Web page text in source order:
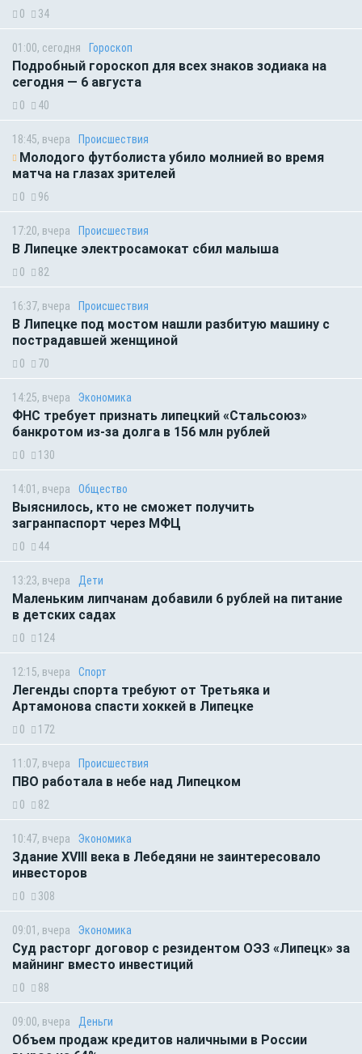
0 34
01:00, сегодня Гороскоп
Подробный гороскоп для всех знаков зодиака на
сегодня — 6 августа
0 40
18:45, вчера Происшествия
Молодого футболиста убило молнией во время
матча на глазах зрителей
0 96
17:20, вчера Происшествия
В Липецке электросамокат сбил малыша
0 82
16:37, вчера Происшествия
В Липецке под мостом нашли разбитую машину с
пострадавшей женщиной
0 70
14:25, вчера Экономика
ФНС требует признать липецкий «Стальсоюз»
банкротом из-за долга в 156 млн рублей
0 130
14:01, вчера Общество
Выяснилось, кто не сможет получить
загранпаспорт через МФЦ
0 44
13:23, вчера Дети
Маленьким липчанам добавили 6 рублей на питание
в детских садах
0 124
12:15, вчера Спорт
Легенды спорта требуют от Третьяка и
Артамонова спасти хоккей в Липецке
0 172
11:07, вчера Происшествия
ПВО работала в небе над Липецком
0 82
10:47, вчера Экономика
Здание XVIII века в Лебедяни не заинтересовало
инвесторов
0 308
09:01, вчера Экономика
Суд расторг договор с резидентом ОЭЗ «Липецк» за
майнинг вместо инвестиций
0 88
09:00, вчера Деньги
Объем продаж кредитов наличными в России